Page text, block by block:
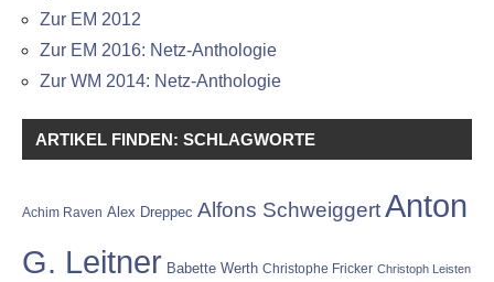
Zur EM 2012
Zur EM 2016: Netz-Anthologie
Zur WM 2014: Netz-Anthologie
ARTIKEL FINDEN: SCHLAGWORTE
Achim Raven Alex Dreppec Alfons SchweiggertAnton
G. Leitner Babette Werth Christophe Fricker Christoph Leisten